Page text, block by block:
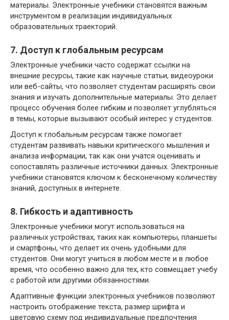
материалы. Электронные учебники становятся важным
инструментом в реализации индивидуальных
образовательных траекторий.
7. Доступ к глобальным ресурсам
Электронные учебники часто содержат ссылки на
внешние ресурсы, такие как научные статьи, видеоуроки
или веб-сайты, что позволяет студентам расширять свои
знания и изучать дополнительные материалы. Это делает
процесс обучения более гибким и позволяет углубляться
в темы, которые вызывают особый интерес у студентов.
Доступ к глобальным ресурсам также помогает
студентам развивать навыки критического мышления и
анализа информации, так как они учатся оценивать и
сопоставлять различные источники данных. Электронные
учебники становятся ключом к бесконечному количеству
знаний, доступных в интернете.
8. Гибкость и адаптивность
Электронные учебники могут использоваться на
различных устройствах, таких как компьютеры, планшеты
и смартфоны, что делает их очень удобными для
студентов. Они могут учиться в любом месте и в любое
время, что особенно важно для тех, кто совмещает учебу
с работой или другими обязанностями.
Адаптивные функции электронных учебников позволяют
настроить отображение текста, размер шрифта и
цветовую схему под индивидуальные предпочтения